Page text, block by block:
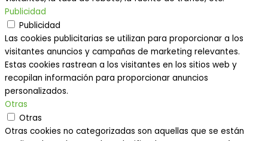
Publicidad
Publicidad
Las cookies publicitarias se utilizan para proporcionar a los
visitantes anuncios y campañas de marketing relevantes.
Estas cookies rastrean a los visitantes en los sitios web y
recopilan información para proporcionar anuncios
personalizados.
Otras
Otras
Otras cookies no categorizadas son aquellas que se están